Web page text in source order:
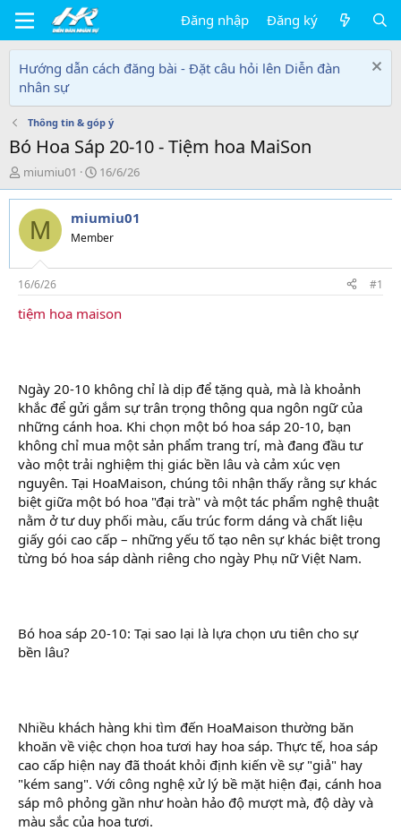
Đăng nhập Đăng ký
Hướng dẫn cách đăng bài - Đặt câu hỏi lên Diễn đàn
nhân sự
Thông tin & góp ý
Bó Hoa Sáp 20-10 - Tiệm hoa MaiSon
T
h
r
e
d
s
t
a
r
miumiu01
N
g
à
y
g
i
16/6/26
M miumiu01
Member
16/6/26 #1
tiệm hoa maison
Ngày 20-10 không chỉ là dịp để tặng quà, mà là khoảnh
khắc để gửi gắm sự trân trọng thông qua ngôn ngữ của
những cánh hoa. Khi chọn một bó hoa sáp 20-10, bạn
không chỉ mua một sản phẩm trang trí, mà đang đầu tư
vào một trải nghiệm thị giác bền lâu và cảm xúc vẹn
nguyên. Tại HoaMaison, chúng tôi nhận thấy rằng sự khác
biệt giữa một bó hoa "đại trà" và một tác phẩm nghệ thuật
nằm ở tư duy phối màu, cấu trúc form dáng và chất liệu
giấy gói cao cấp – những yếu tố tạo nên sự khác biệt trong
từng bó hoa sáp dành riêng cho ngày Phụ nữ Việt Nam.
Bó hoa sáp 20-10: Tại sao lại là lựa chọn ưu tiên cho sự
bền lâu?
Nhiều khách hàng khi tìm đến HoaMaison thường băn
khoăn về việc chọn hoa tươi hay hoa sáp. Thực tế, hoa sáp
cao cấp hiện nay đã thoát khỏi định kiến về sự "giả" hay
"kém sang". Với công nghệ xử lý bề mặt hiện đại, cánh hoa
sáp mô phỏng gần như hoàn hảo độ mượt mà, độ dày và
màu sắc của hoa tươi.